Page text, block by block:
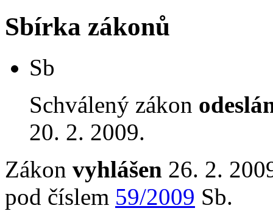
Sbírka zákonů
Sb
Schválený zákon
20. 2. 2009.
Zákon vyhlášen 26. 2.
pod číslem 59/2009 Sb.